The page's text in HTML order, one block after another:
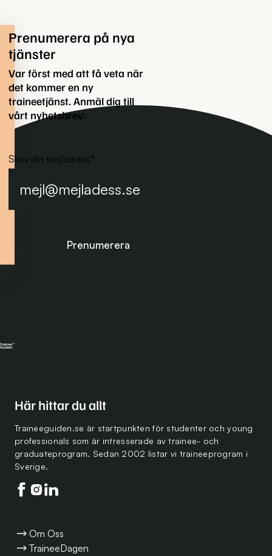
Prenumerera på nya
tjänster
Var först med att få veta när
det kommer en ny
traineetjänst. Anmäl dig till
vårt nyhetsbrev:
Skriv din mejladress*
Här hittar du allt
Traineeguiden.se är startpunkten för studenter och young
professionals som är intresserade av trainee- och
graduateprogram. Sedan 2002 listar vi traineeprogram i
Sverige.
Följ oss på facebook
Följ oss på instagram
Följ oss på linkedin
Om Oss
TraineeDagen